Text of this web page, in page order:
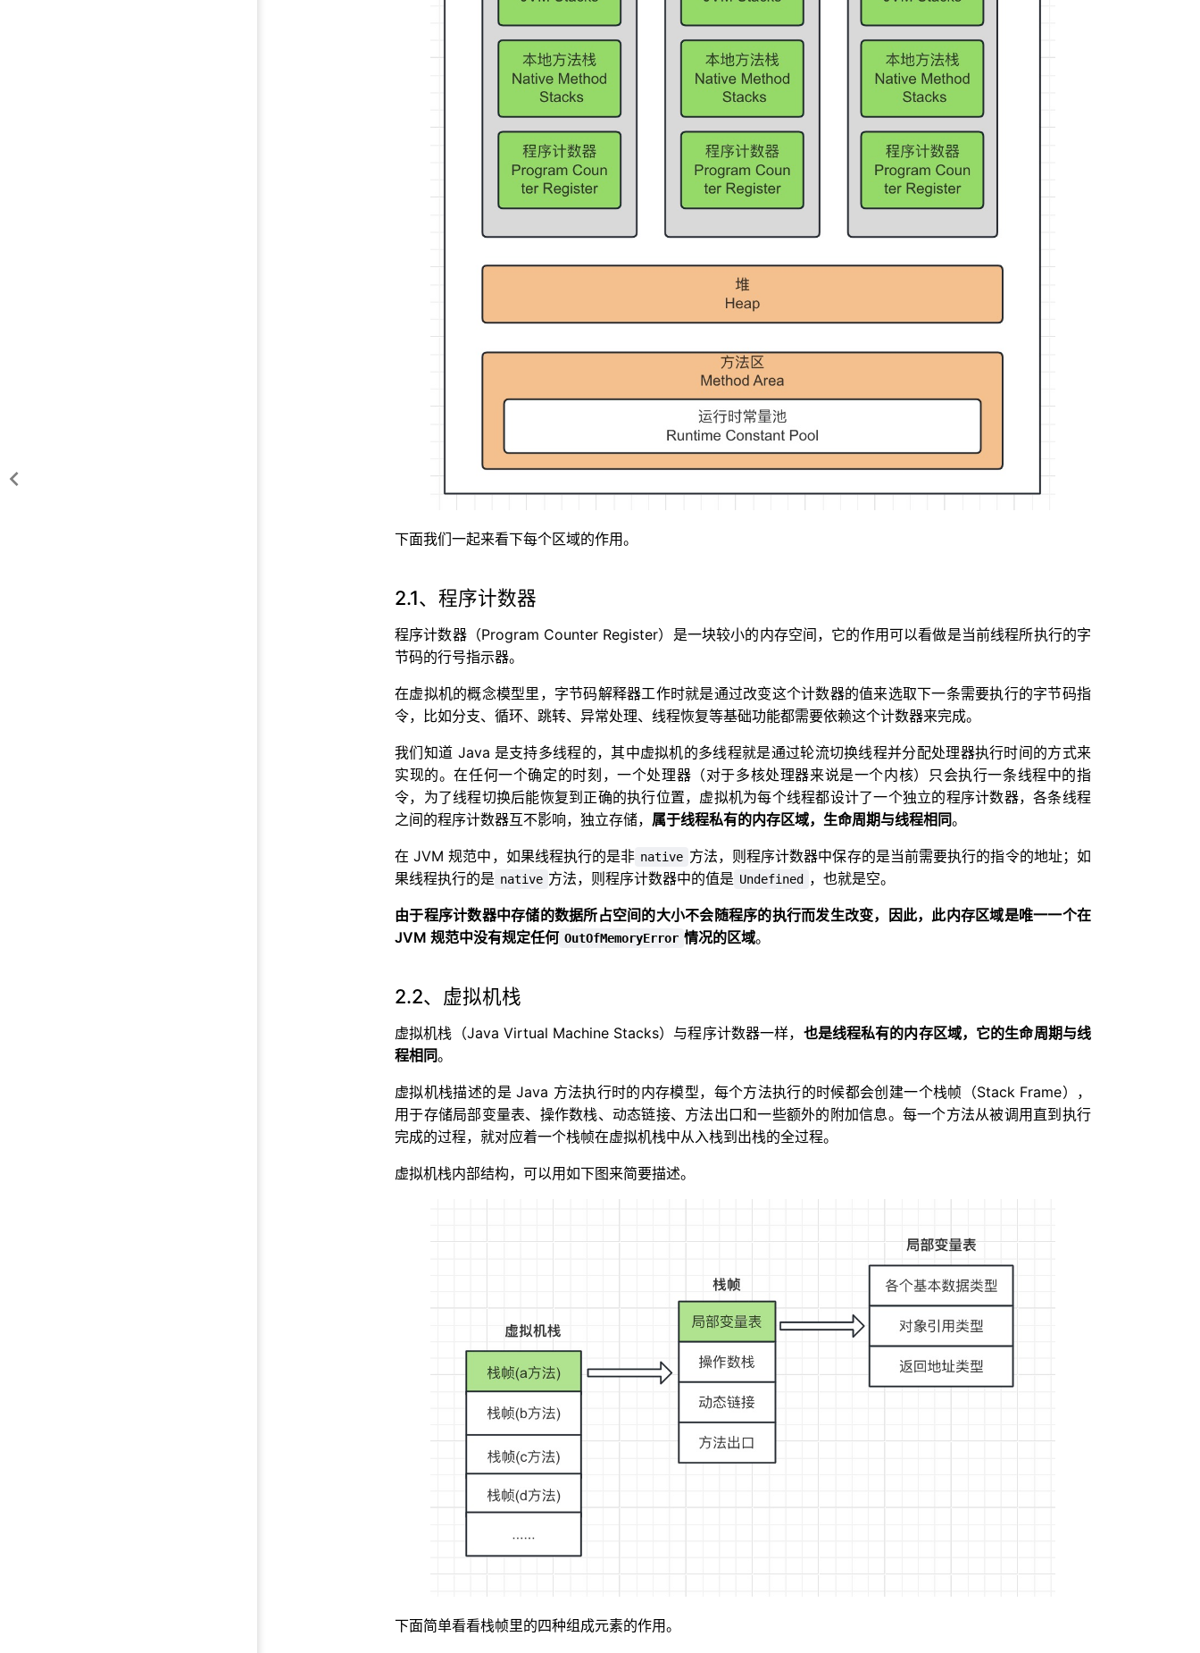
下面我们一起来看下每个区域的作用。
2.1、程序计数器
程序计数器（Program Counter Register）是一块较小的内存空间，它的作用可以看做是当前线程所执行的字
节码的行号指示器。
在虚拟机的概念模型里，字节码解释器工作时就是通过改变这个计数器的值来选取下一条需要执行的字节码指
令，比如分支、循环、跳转、异常处理、线程恢复等基础功能都需要依赖这个计数器来完成。
我们知道 Java 是支持多线程的，其中虚拟机的多线程就是通过轮流切换线程并分配处理器执行时间的方式来
实现的。在任何一个确定的时刻，一个处理器（对于多核处理器来说是一个内核）只会执行一条线程中的指
令，为了线程切换后能恢复到正确的执行位置，虚拟机为每个线程都设计了一个独立的程序计数器，各条线程
之间的程序计数器互不影响，独立存储， 属于线程私有的内存区域，生命周期与线程相同。
在 JVM 规范中，如果线程执行的是非 native 方法，则程序计数器中保存的是当前需要执行的指令的地址；如
果线程执行的是 native 方法，则程序计数器中的值是 Undefined ，也就是空。
由于程序计数器中存储的数据所占空间的大小不会随程序的执行而发生改变，因此，此内存区域是唯一一个在
JVM 规范中没有规定任何 OutOfMemoryError 情况的区域。
2.2、虚拟机栈
虚拟机栈（Java Virtual Machine Stacks）与程序计数器一样， 也是线程私有的内存区域，它的生命周期与线
程相同。
虚拟机栈描述的是 Java 方法执行时的内存模型，每个方法执行的时候都会创建一个栈帧（Stack Frame），
用于存储局部变量表、操作数栈、动态链接、方法出口和一些额外的附加信息。每一个方法从被调用直到执行
完成的过程，就对应着一个栈帧在虚拟机栈中从入栈到出栈的全过程。
虚拟机栈内部结构，可以用如下图来简要描述。
下面简单看看栈帧里的四种组成元素的作用。